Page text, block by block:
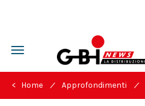
Toggle
navigation
< Home / Approfondimenti /